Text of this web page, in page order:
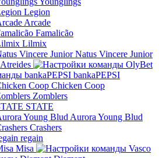
Legion
Arcade
Famalicão
Lilmix
Natus Vincere Junior
Atreides
bankaPEPSI
Chicken Coop
Zomblers
STATE
Aurora Young Blud
Crashers
regain
Misa